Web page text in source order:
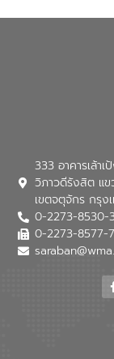
333 อาคารเล้า
วิภาวดีรังสิต แ
เขตจตุจักร กรุง
0-2273-8530-
0-2273-8577-